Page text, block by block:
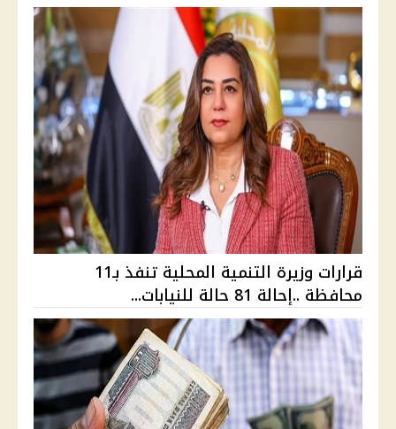
قرارات وزيرة التنمية المحلية تنفذ بـ11
محافظة ..إحالة 81 حالة للنيابات...